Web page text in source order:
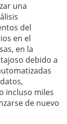
una
del
en el
en la
debido a
incluso miles
de nuevo